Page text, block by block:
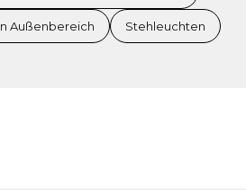
Außenbereich Stehleuchten